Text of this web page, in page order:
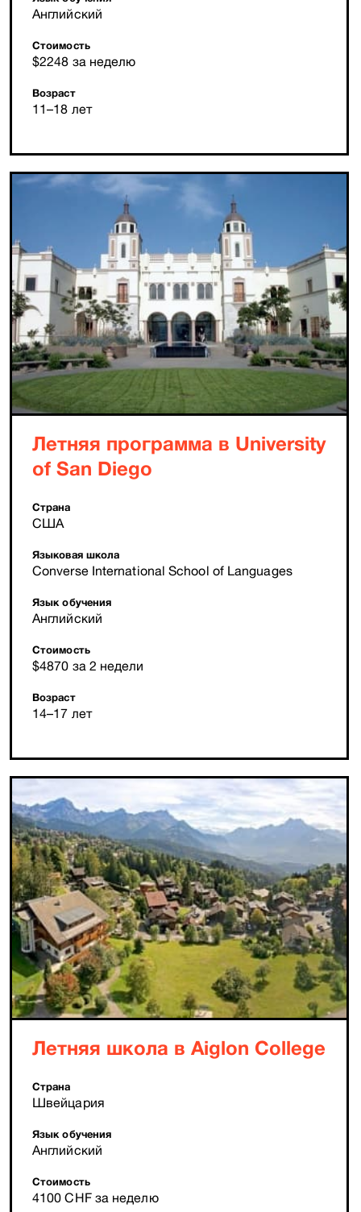
Английский
Стоимость
$2248 за неделю
Возраст
11–18 лет
Летняя программа в University
of San Diego
Страна
США
Языковая школа
Converse International School of Languages
Язык обучения
Английский
Стоимость
$4870 за 2 недели
Возраст
14–17 лет
Летняя школа в Aiglon College
Страна
Швейцария
Язык обучения
Английский
Стоимость
4100 CHF за неделю